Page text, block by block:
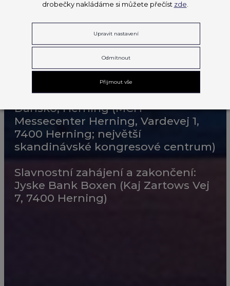
2025
9. – 13. 9. 2025
KDE?
Dánsko, Herning (MCH
Messecenter Herning, Vardevej 1,
7400 Herning; největší
skandinávské kongresové centrum)
Slavnostní zahájení a zakončení:
Jyske Bank Boxen (Kaj Zartows Vej
7, 7400 Herning)
drobečky nakládáme si můžete přečíst zde
Upravit nastavení
Odmítnout
Přijmout vše